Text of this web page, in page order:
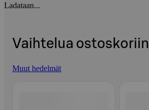
Ladataan...
Vaihtelua ostoskoriin
Muut hedelmät